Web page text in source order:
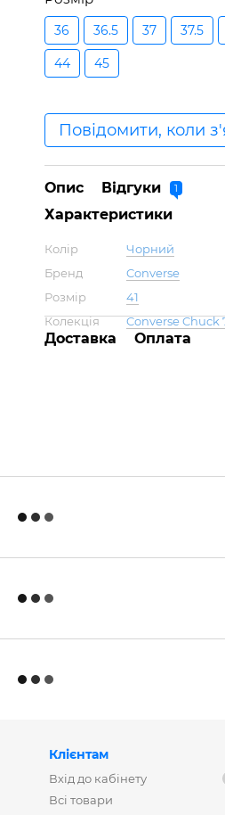
36 36.5 37 37.5
44 45
Повідомити, коли
Опис Відгуки 1
Характеристики
Колір
Чорний
Бренд
Converse
Розмір
41
Колекція
Converse Chuck
Доставка Оплата
Клієнтам
Вхід до кабінету
Всі товари